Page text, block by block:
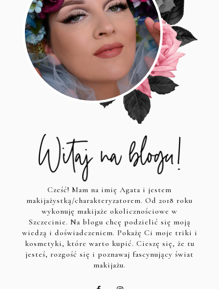
Cześć! Mam na imię Agata i jestem
makijażystką/charakteryzatorem. Od 2018 roku
wykonuję makijaże okolicznościowe w
Szczecinie. Na blogu chcę podzielić się moją
wiedzą i doświadczeniem. Pokażę Ci moje triki i
kosmetyki, które warto kupić. Cieszę się, że tu
jesteś, rozgość się i poznawaj fascynujący świat
makijażu.